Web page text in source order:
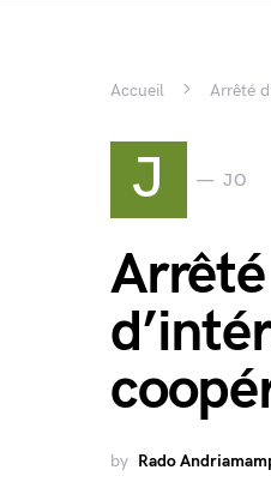
Accueil Arrêté
J JO
Arrêté
by Rado